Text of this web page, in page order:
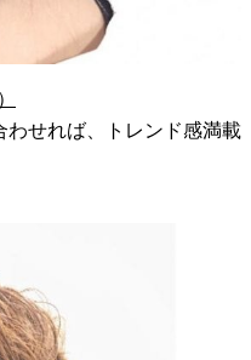
せれば、トレンド感満載